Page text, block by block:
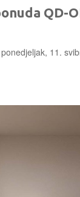
QD-
ponedjeljak, 11.